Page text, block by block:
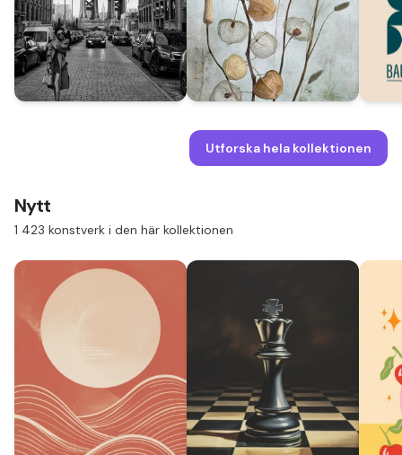
Utforska hela kollektionen
Nytt
1 423 konstverk i den här kollektionen